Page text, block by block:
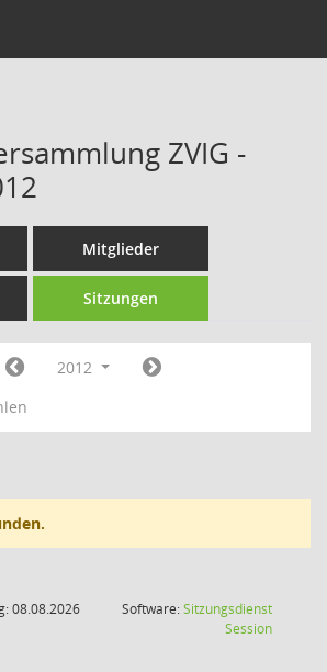
ZVIG -
Mitglieder
Sitzungen
2012
08.08.2026
Software:Sitzungsdienst
Session(Wird in